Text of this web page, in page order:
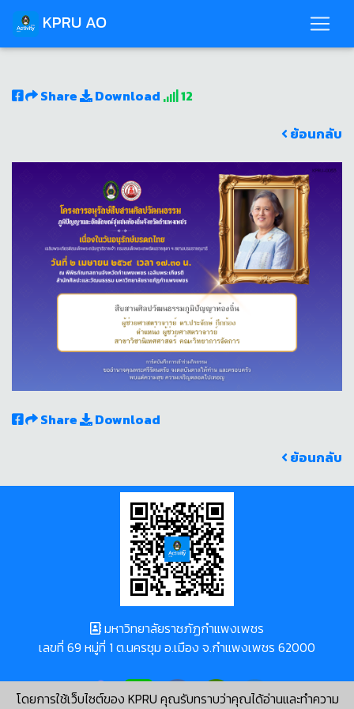
KPRU AO
Share Download
12
ย้อนกลับ
Share
Download
ย้อนกลับ
โดยการใช้เว็บไซต์ของ KPRU คุณรับทราบว่าคุณได้อ่านและทำความ
มหาวิทยาลัยราชภัฏกำแพงเพชร
เลขที่ 69 หมู่ที่ 1 ต.นครชุม อ.เมือง จ.กำแพงเพชร 62000